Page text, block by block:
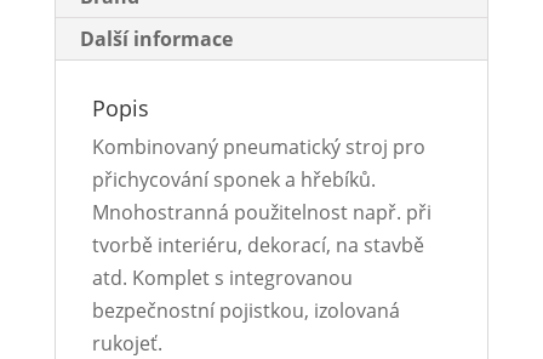
Další informace
Popis
Kombinovaný pneumatický stroj pro
přichycování sponek a hřebíků.
Mnohostranná použitelnost např. při
tvorbě interiéru, dekorací, na stavbě
atd. Komplet s integrovanou
bezpečnostní pojistkou, izolovaná
rukojeť.